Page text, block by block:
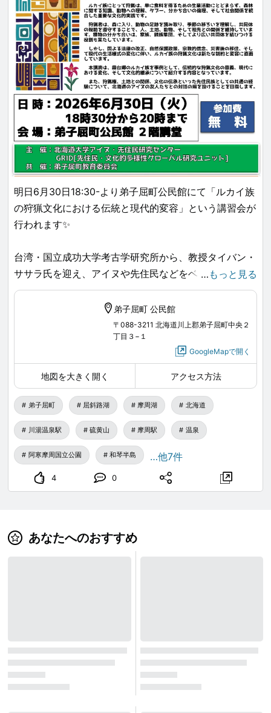
心地よい爽やかな夏のてしかがを遊び尽くしましょう
🧚🏻‍♀️⛰️❣️
www.masyuko.or.jp...
明日6月30日18:30-より弟子屈町公民館にて「ルカイ族
の狩猟文化における伝統と現代的変容」という講習会が
行われます✨
台湾・国立成功大学考古学研究所から、教授タイバン・
ササラ氏を迎え、アイヌや先住民などをベースとした多
様性について学べる貴重な機会となっています。
公民館ロビーにパネル展も同時開催中❣️
どちらも参加は無料なので、皆様ぜひお気軽にご参加く
「ルカイ族の狩猟文化における伝統と現代的変容」
開催日時：2026年6月30日（火）18:30～20：00
会場：弟子屈町公民館 ２階講堂
講師：台湾・国立成功大学考古学研究所 教授 タイバ
ン・ササラ 氏
参加：無料
主催：北海道大学アイヌ・先住民研究センター
共催：弟子屈町教育委員会
… もっと見る
弟子屈町 公民館
〒088-3211 北海道川上郡弟子屈町中央２
丁目３−１
GoogleMapで開く
地図を大きく開く アクセス方法
弟子屈町 屈斜路湖 摩周湖 北海道
川湯温泉駅 硫黄山 摩周駅 温泉
阿寒摩周国立公園 和琴半島 …他7件
4 0
あなたへのおすすめ